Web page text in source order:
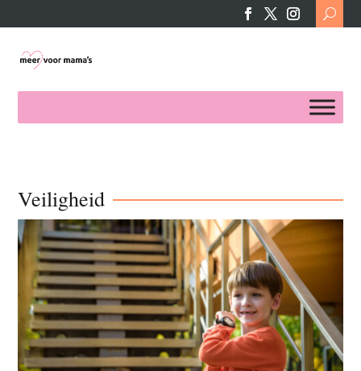
Search
for:
Veiligheid